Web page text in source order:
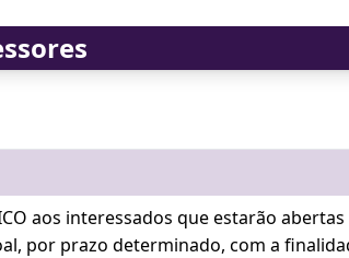
aos interessados que estarão
por prazo determinado, com a